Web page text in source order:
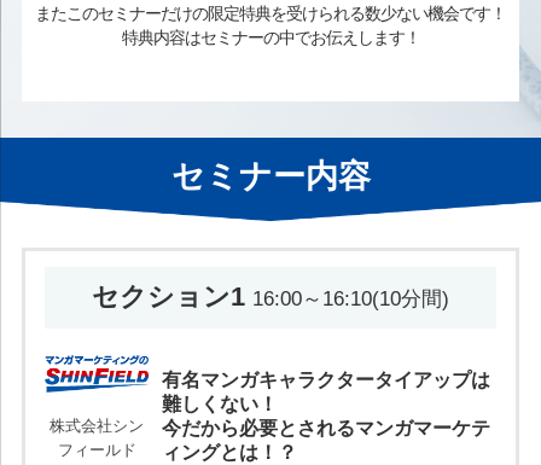
またこのセミナーだけの限定特典を受けられる数少ない機会です！
特典内容はセミナーの中でお伝えします！
セミナー内容
セクション1 16:00～16:10(10分間)
株式会社シン
フィールド
有名マンガキャラクタータイアップは
難しくない！
今だから必要とされるマンガマーケテ
ィングとは！？